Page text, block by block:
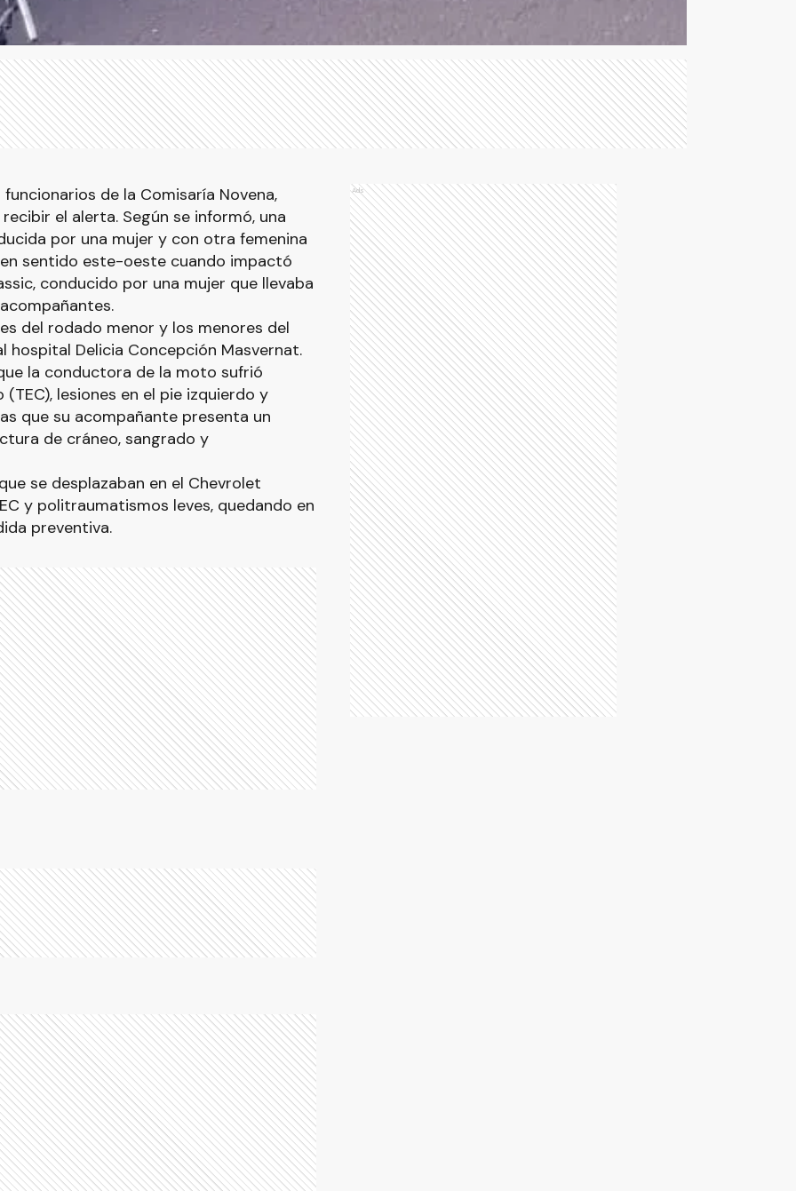
de la Comisaría Novena,
el alerta. Según se informó, una
por una mujer y con otra femenina
sentido este-oeste cuando impactó
conducido por una mujer que llevaba
del rodado menor y los menores del
Delicia Concepción Masvernat.
la conductora de la moto sufrió
lesiones en el pie izquierdo y
que su acompañante presenta un
de cráneo, sangrado y
se desplazaban en el Chevrolet
y politraumatismos leves, quedando en
preventiva.
Ads